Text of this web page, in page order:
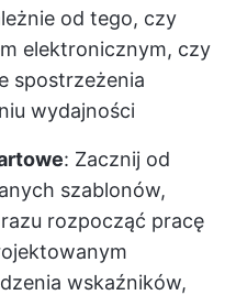
od tego, czy
elektronicznym, czy
spostrzeżenia
wydajności
: Zacznij od
szablonów,
rozpocząć pracę
wskaźników,